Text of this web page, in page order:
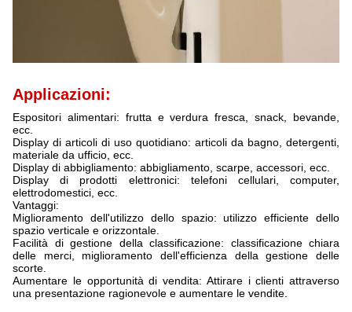
Applicazioni:
Espositori alimentari: frutta e verdura fresca, snack, bevande,
ecc.
Display di articoli di uso quotidiano: articoli da bagno, detergenti,
materiale da ufficio, ecc.
Display di abbigliamento: abbigliamento, scarpe, accessori, ecc.
Display di prodotti elettronici: telefoni cellulari, computer,
elettrodomestici, ecc.
Vantaggi:
Miglioramento dell'utilizzo dello spazio: utilizzo efficiente dello
spazio verticale e orizzontale.
Facilità di gestione della classificazione: classificazione chiara
delle merci, miglioramento dell'efficienza della gestione delle
scorte.
Aumentare le opportunità di vendita: Attirare i clienti attraverso
una presentazione ragionevole e aumentare le vendite.